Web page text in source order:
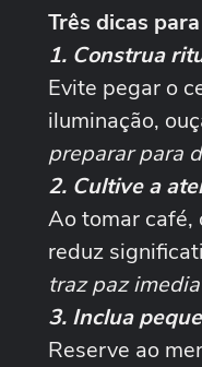
Três dicas
1. Construa
Evite pegar o
iluminação,
preparar para
2. Cultive a
Ao tomar café,
reduz
traz paz
3. Inclua
Reserve ao